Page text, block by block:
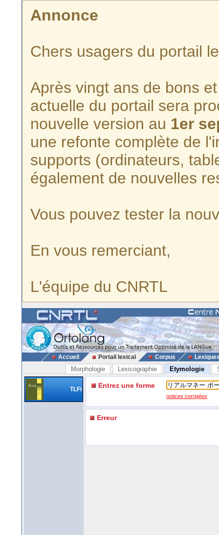
Annonce
Chers usagers du portail
Après vingt ans de bons
actuelle du portail sera
nouvelle version au 1er
une refonte complète de
supports (ordinateurs,
également de nouvelles
Vous pouvez tester la
En vous remerciant,
L'équipe du CNRTL
Accueil Portail lexical Corpus
Morphologie Lexicographie Etymologie
TLFi Entrez une forme
notices corrigées
Erreur